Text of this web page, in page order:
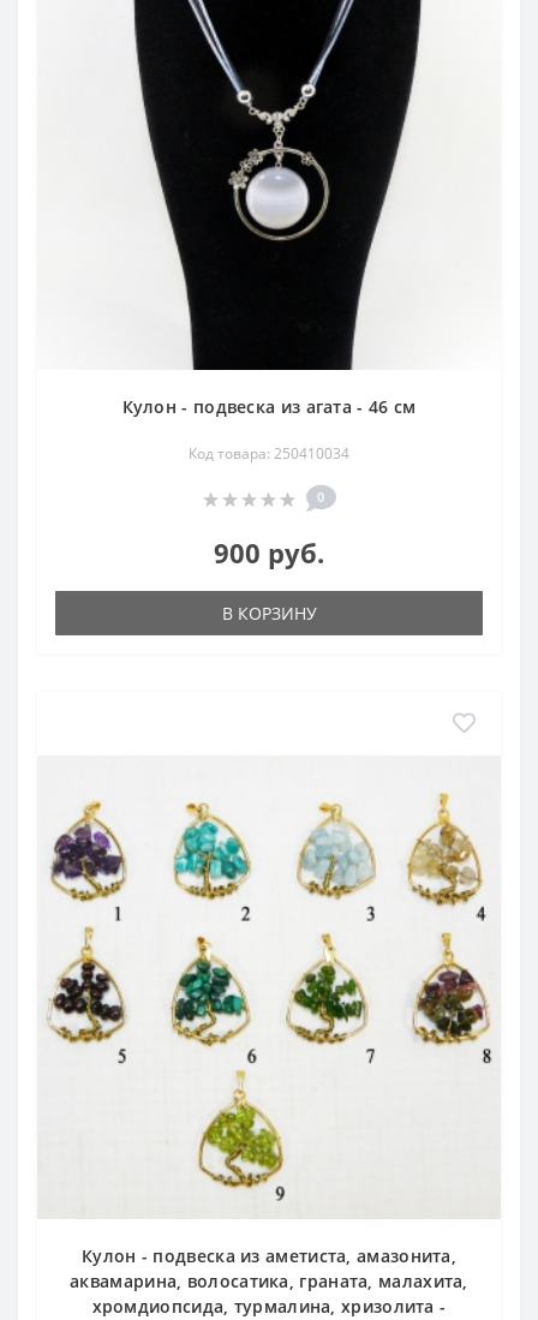
Кулон - подвеска из агата - 46 см
Код товара: 250410034
0
900 руб.
В КОРЗИНУ
Кулон - подвеска из аметиста, амазонита,
аквамарина, волосатика, граната, малахита,
хромдиопсида, турмалина, хризолита -